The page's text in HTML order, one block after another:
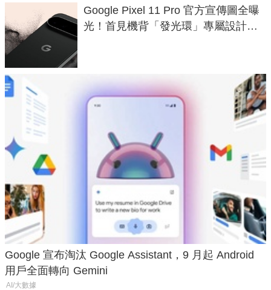
Google Pixel 11 Pro 官方宣傳圖全曝
光！首見機背「發光環」專屬設計、
Google 宣布淘汰 Google Assistant，9 月起 Android
用戶全面轉向 Gemini
AI/大數據